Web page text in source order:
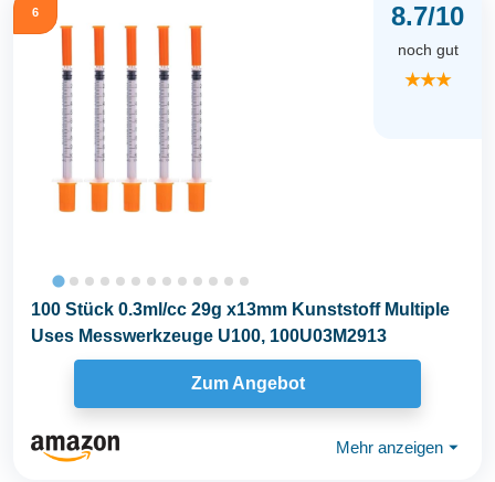
6 8.7/10
noch gut
★★★
100 Stück 0.3ml/cc 29g x13mm Kunststoff Multiple
Uses Messwerkzeuge U100, 100U03M2913
Zum Angebot
Mehr anzeigen ⏷